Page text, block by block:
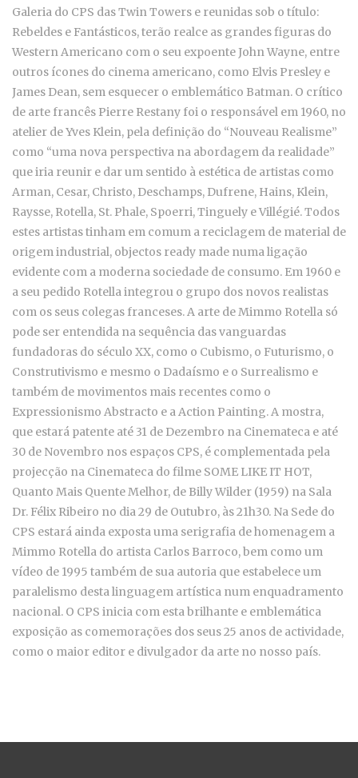
Galeria do CPS das Twin Towers e reunidas sob o título:
Rebeldes e Fantásticos, terão realce as grandes figuras do
Western Americano com o seu expoente John Wayne, entre
outros ícones do cinema americano, como Elvis Presley e
James Dean, sem esquecer o emblemático Batman. O crítico
de arte francês Pierre Restany foi o responsável em 1960, no
atelier de Yves Klein, pela definição do “Nouveau Realisme”
como “uma nova perspectiva na abordagem da realidade”
que iria reunir e dar um sentido à estética de artistas como
Arman, Cesar, Christo, Deschamps, Dufrene, Hains, Klein,
Raysse, Rotella, St. Phale, Spoerri, Tinguely e Villégié. Todos
estes artistas tinham em comum a reciclagem de material de
origem industrial, objectos ready made numa ligação
evidente com a moderna sociedade de consumo. Em 1960 e
a seu pedido Rotella integrou o grupo dos novos realistas
com os seus colegas franceses. A arte de Mimmo Rotella só
pode ser entendida na sequência das vanguardas
fundadoras do século XX, como o Cubismo, o Futurismo, o
Construtivismo e mesmo o Dadaísmo e o Surrealismo e
também de movimentos mais recentes como o
Expressionismo Abstracto e a Action Painting. A mostra,
que estará patente até 31 de Dezembro na Cinemateca e até
30 de Novembro nos espaços CPS, é complementada pela
projecção na Cinemateca do filme SOME LIKE IT HOT,
Quanto Mais Quente Melhor, de Billy Wilder (1959) na Sala
Dr. Félix Ribeiro no dia 29 de Outubro, às 21h30. Na Sede do
CPS estará ainda exposta uma serigrafia de homenagem a
Mimmo Rotella do artista Carlos Barroco, bem como um
vídeo de 1995 também de sua autoria que estabelece um
paralelismo desta linguagem artística num enquadramento
nacional. O CPS inicia com esta brilhante e emblemática
exposição as comemorações dos seus 25 anos de actividade,
como o maior editor e divulgador da arte no nosso país.